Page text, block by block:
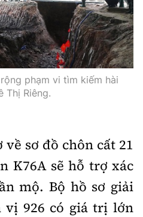
phạm vi tìm kiếm hài
Thị Riêng.
sơ đồ chôn cất 21
K76A sẽ hỗ trợ xác
mộ. Bộ hồ sơ giải
vị 926 có giá trị lớn